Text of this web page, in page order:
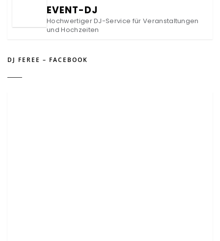
EVENT-DJ
Hochwertiger DJ-Service für Veranstaltungen
und Hochzeiten
DJ FEREE – FACEBOOK